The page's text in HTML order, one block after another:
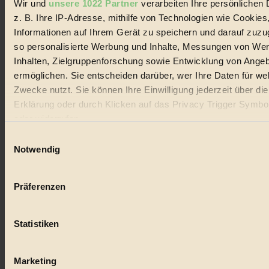
Wir und unsere 1022 Partner verarbeiten Ihre persönlichen
z. B. Ihre IP-Adresse, mithilfe von Technologien wie
Informationen auf Ihrem Gerät zu speichern und darauf
so personalisierte Werbung und Inhalte, Messungen von
Inhalten, Zielgruppenforschung sowie Entwicklung von
ermöglichen. Sie entscheiden darüber, wer Ihre Daten für
Zwecke nutzt. Sie können Ihre Einwilligung jederzeit über
Erklärung oder durch Klicken auf das Privacy Trigger
Wenn Sie es erlauben, würden wir auch gerne:
Ihr Gerät durch aktives Scannen nach bestimmten
Erfahren Sie mehr darüber, wie Ihre persönlichen Daten
Notwendig
Präferenzen
Statistiken
Marketing
Lebensmittel
Natur
kinderbuch
nachhaltig